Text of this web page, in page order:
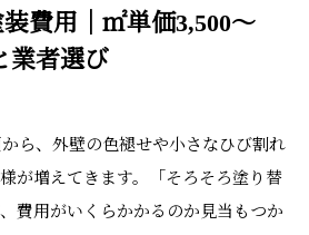
費用｜㎡単価3,500〜
業者選び
ら、外壁の色褪せや小さなひび割れ
が増えてきます。「そろそろ塗り替
費用がいくらかかるのか見当もつか